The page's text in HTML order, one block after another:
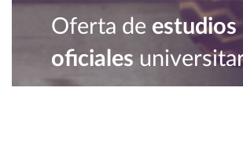
Oferta de estudios
oficiales